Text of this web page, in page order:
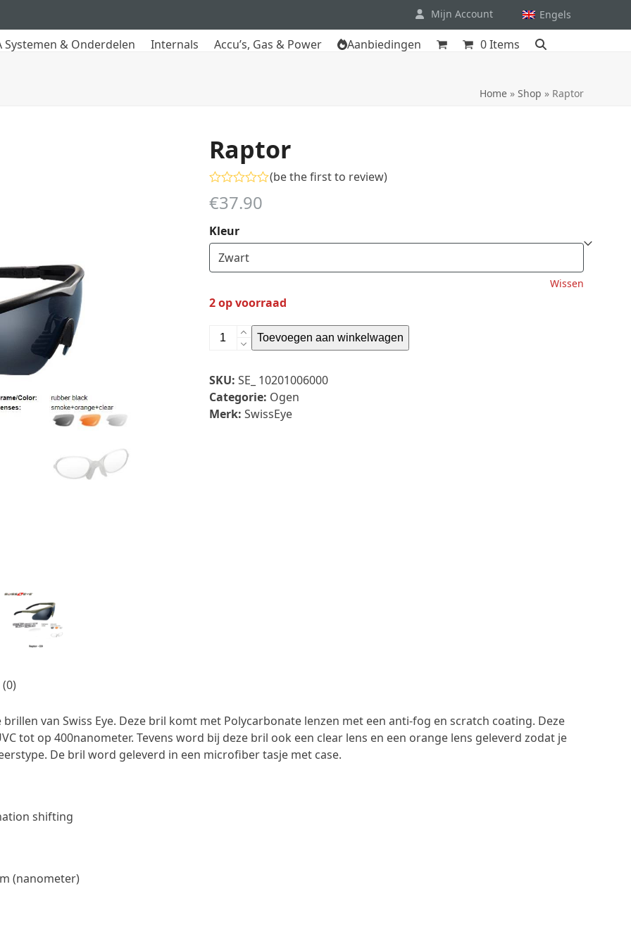
Mijn Account Engels
Systemen & Onderdelen Internals Accu’s, Gas & Power Aanbiedingen 0 Items
Home» Shop » Raptor
Raptor
0
5
(be the first to review)
€37.90
Kleur
Wissen
2 op voorraad
Raptor
Toevoegen aan winkelwagen
SKU: SE_ 10201006000
Categorie: Ogen
Merk: SwissEye
van Swiss Eye. Deze bril komt met Polycarbonate lenzen met een anti-fog en scratch coating. Deze
tot op 400nanometer. Tevens word bij deze bril ook een clear lens en een orange lens geleverd zodat je
De bril word geleverd in een microfiber tasje met case.
shifting
(nanometer)